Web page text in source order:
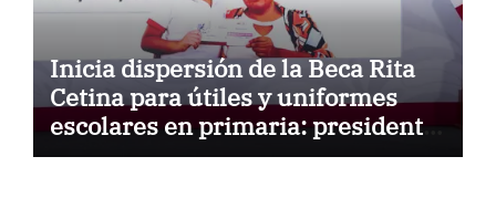
Inicia dispersión de la Beca Rita
Cetina para útiles y uniformes
escolares en primaria: presidenta
Claudia Sheinbaum